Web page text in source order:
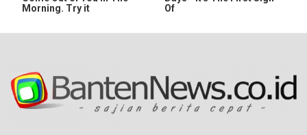
Morning. Try it
Of